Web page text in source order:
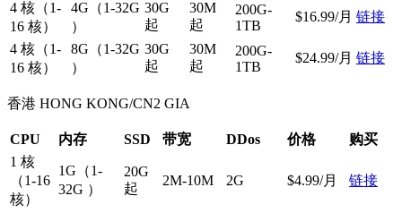
4 核（1-
16 核）
4G（1-32G
）
30G
起
30M
起
200G-
1TB
$16.99/月 链接
4 核（1-
16 核）
8G（1-32G
）
30G
起
30M
起
200G-
1TB
$24.99/月 链接
香港 HONG KONG/CN2 GIA
CPU 内存 SSD 带宽 DDos 价格
购买
1 核
（1-16
核）
1G（1-
32G ）
20G
起
2M-10M 2G $4.99/月 链接